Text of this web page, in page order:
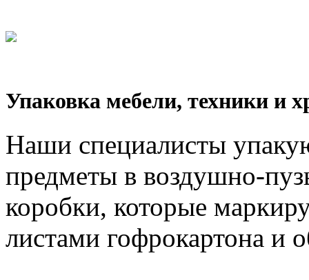
Упаковка мебели, техники и
Наши специалисты
предметы в воздушно-
коробки, которые
листами гофрокартона и